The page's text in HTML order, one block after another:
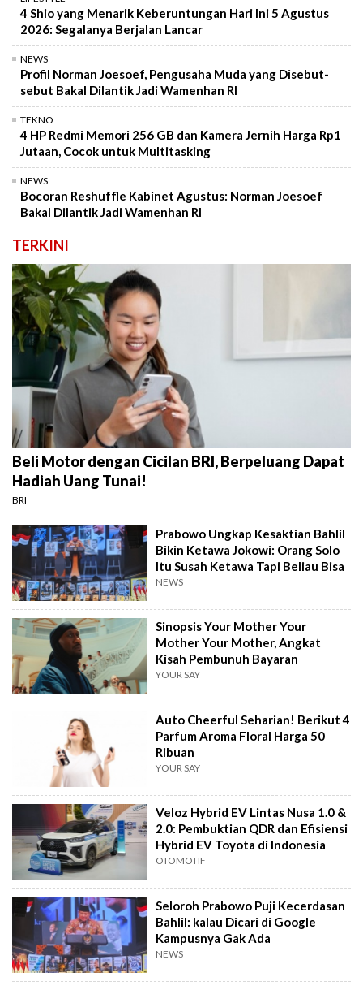
4 Shio yang Menarik Keberuntungan Hari Ini 5 Agustus
2026: Segalanya Berjalan Lancar
NEWS
Profil Norman Joesoef, Pengusaha Muda yang Disebut-
sebut Bakal Dilantik Jadi Wamenhan RI
TEKNO
4 HP Redmi Memori 256 GB dan Kamera Jernih Harga Rp1
Jutaan, Cocok untuk Multitasking
NEWS
Bocoran Reshuffle Kabinet Agustus: Norman Joesoef
Bakal Dilantik Jadi Wamenhan RI
TERKINI
Beli Motor dengan Cicilan BRI, Berpeluang Dapat
Hadiah Uang Tunai!
BRI
Prabowo Ungkap Kesaktian Bahlil
Bikin Ketawa Jokowi: Orang Solo
Itu Susah Ketawa Tapi Beliau Bisa
NEWS
Sinopsis Your Mother Your
Mother Your Mother, Angkat
Kisah Pembunuh Bayaran
YOUR SAY
Auto Cheerful Seharian! Berikut 4
Parfum Aroma Floral Harga 50
Ribuan
YOUR SAY
Veloz Hybrid EV Lintas Nusa 1.0 &
2.0: Pembuktian QDR dan Efisiensi
Hybrid EV Toyota di Indonesia
OTOMOTIF
Seloroh Prabowo Puji Kecerdasan
Bahlil: kalau Dicari di Google
Kampusnya Gak Ada
NEWS